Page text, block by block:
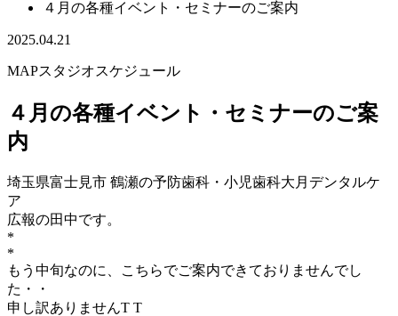
４月の各種イベント・セミナーのご案内
2025.04.21
MAPスタジオスケジュール
４月の各種イベント・セミナーのご案
内
埼玉県富士見市 鶴瀬の予防歯科・小児歯科大月デンタルケ
ア
広報の田中です。
*
*
もう中旬なのに、こちらでご案内できておりませんでし
た・・
申し訳ありませんT T